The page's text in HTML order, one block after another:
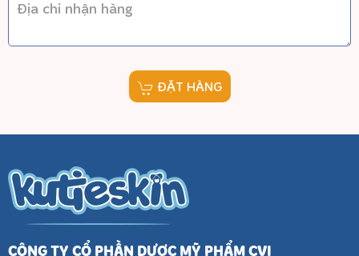
ĐẶT HÀNG
CÔNG TY CỔ PHẦN DƯỢC MỸ PHẨM CVI